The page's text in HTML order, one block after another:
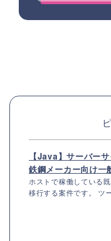
【Java】サーバー
鉄鋼メーカー向け一
ホストで稼働している
移行する案件です。